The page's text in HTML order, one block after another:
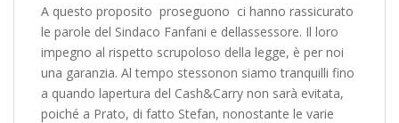
A questo proposito  proseguono  ci hanno rassicurato
le parole del Sindaco Fanfani e dellassessore. Il loro
impegno al rispetto scrupoloso della legge, è per noi
una garanzia. Al tempo stessonon siamo tranquilli fino
a quando lapertura del Cash&Carry non sarà evitata,
poiché a Prato, di fatto Stefan, nonostante le varie